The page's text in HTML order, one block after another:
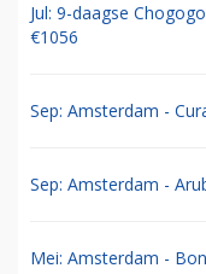
Jul: 9-daagse
€1056
Sep: Amsterdam -
Sep: Amsterdam -
Mei: Amsterdam -